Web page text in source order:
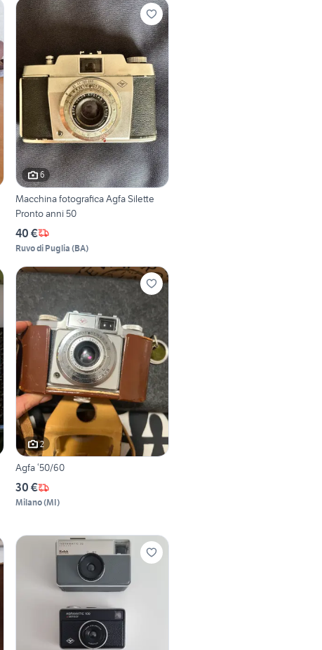
6
Macchina fotografica Agfa Silette
Pronto anni 50
40 €
Ruvo di Puglia (BA)
2
Agfa ‘50/60
30 €
Milano(MI)